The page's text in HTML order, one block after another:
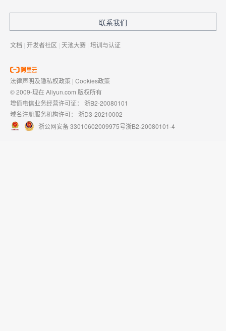
联系我们
文档 | 开发者社区 | 天池大赛 | 培训与认证
法律声明及隐私权政策 | Cookies政策
© 2009-现在 Aliyun.com 版权所有
增值电信业务经营许可证： 浙B2-20080101
域名注册服务机构许可： 浙D3-20210002
浙公网安备 33010602009975号浙B2-20080101-4